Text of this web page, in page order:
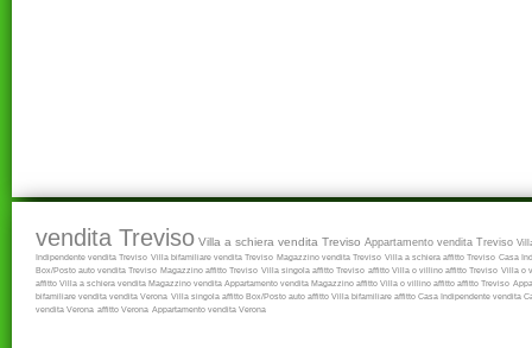
vendita Treviso Villa a schiera vendita Treviso Appartamento vendita Treviso
Indipendente vendita Treviso Villa bifamiliare vendita Treviso Magazzino vendita Treviso Villa a schiera affitto Treviso Casa
Box/Posto auto vendita Treviso Magazzino affitto Treviso Villa singola affitto Treviso affitto Villa o villino affitto Treviso Villa o
affitto Villa a schiera vendita Magazzino vendita Appartamento vendita Magazzino affitto Villa o villino affitto affitto Treviso
bifamiliare vendita vendita Verona Villa singola affitto Box/Posto auto affitto Villa bifamiliare affitto Casa Indipendente vendita
vendita Verona affitto Verona Appartamento vendita Verona